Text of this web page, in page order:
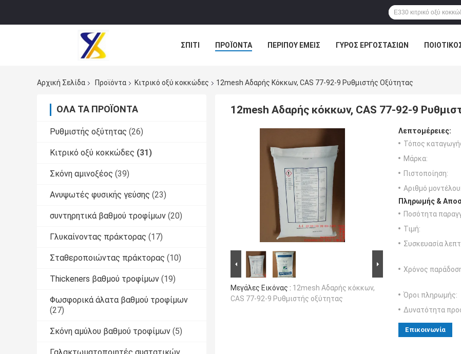
ΣΠΊΤΙ ΠΡΟΪΌΝΤΑ ΠΕΡΊΠΟΥ ΕΜΕΊΣ ΓΎΡΟΣ ΕΡΓΟΣΤΑΣΊΩΝ
Αρχική Σελίδα
Προϊόντα Κιτρικό οξύ κοκκώδες 12mesh Αδαρής Κόκκων, CAS 77-92-9 Ρυθμιστής Οξύτητας
ΌΛΑ ΤΑ ΠΡΟΪΌΝΤΑ
Ρυθμιστής οξύτητας (26)
Κιτρικό οξύ κοκκώδες (31)
Σκόνη αμινοξέος (39)
Ανυψωτές φυσικής γεύσης (23)
συντηρητικά βαθμού τροφίμων (20)
Γλυκαίνοντας πράκτορας (17)
Σταθεροποιώντας πράκτορας (10)
Thickeners βαθμού τροφίμων (19)
Φωσφορικά άλατα βαθμού τροφίμων
(27)
Σκόνη αμύλου βαθμού τροφίμων (5)
12mesh Αδαρής κόκκων, CAS 77-92-9
Μεγάλες Εικόνας : 12mesh Αδαρής κόκκων,
CAS 77-92-9 Ρυθμιστής οξύτητας
Λεπτομέρειες:
Τόπος
Μάρκα:
Πιστοποίηση:
Αριθμό μοντέλου:
Πληρωμής &
Ποσότητα
Τιμή:
Συσκευασία
Χρόνος
Όροι πληρωμής:
Δυνατότητα
Επικοινωνία